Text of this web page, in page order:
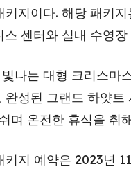
키지이다. 해당 패키
스 센터와 실내 수영
나는 대형 크리스마
완성된 그랜드 하얏
며 온전한 휴식을 취
키지 예약은 2023년